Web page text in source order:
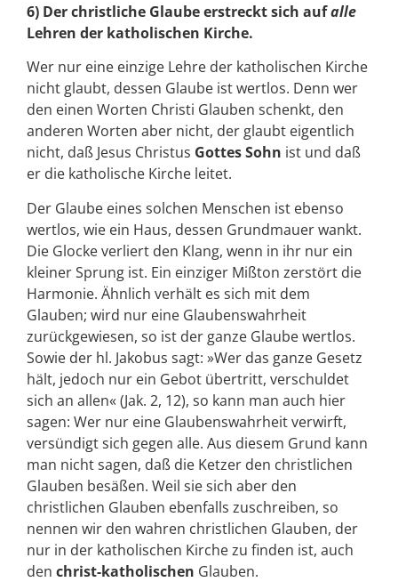
6) Der christliche Glaube erstreckt sich aufalle
Lehren der katholischen Kirche.
Wer nur eine einzige Lehre der katholischen Kirche
nicht glaubt, dessen Glaube ist wertlos. Denn wer
den einen Worten Christi Glauben schenkt, den
anderen Worten aber nicht, der glaubt eigentlich
nicht, daß Jesus Christus Gottes Sohn ist und daß
er die katholische Kirche leitet.
Der Glaube eines solchen Menschen ist ebenso
wertlos, wie ein Haus, dessen Grundmauer wankt.
Die Glocke verliert den Klang, wenn in ihr nur ein
kleiner Sprung ist. Ein einziger Mißton zerstört die
Harmonie. Ähnlich verhält es sich mit dem
Glauben; wird nur eine Glaubenswahrheit
zurückgewiesen, so ist der ganze Glaube wertlos.
Sowie der hl. Jakobus sagt: »Wer das ganze Gesetz
hält, jedoch nur ein Gebot übertritt, verschuldet
sich an allen« (Jak. 2, 12), so kann man auch hier
sagen: Wer nur eine Glaubenswahrheit verwirft,
versündigt sich gegen alle. Aus diesem Grund kann
man nicht sagen, daß die Ketzer den christlichen
Glauben besäßen. Weil sie sich aber den
christlichen Glauben ebenfalls zuschreiben, so
nennen wir den wahren christlichen Glauben, der
nur in der katholischen Kirche zu finden ist, auch
den christ-katholischen Glauben.